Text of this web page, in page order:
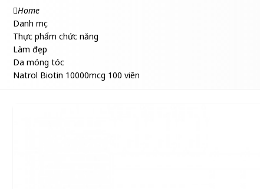
Home
Danh mục
Thực phẩm chức năng
Làm đẹp
Da móng tóc
Natrol Biotin 10000mcg 100 viên